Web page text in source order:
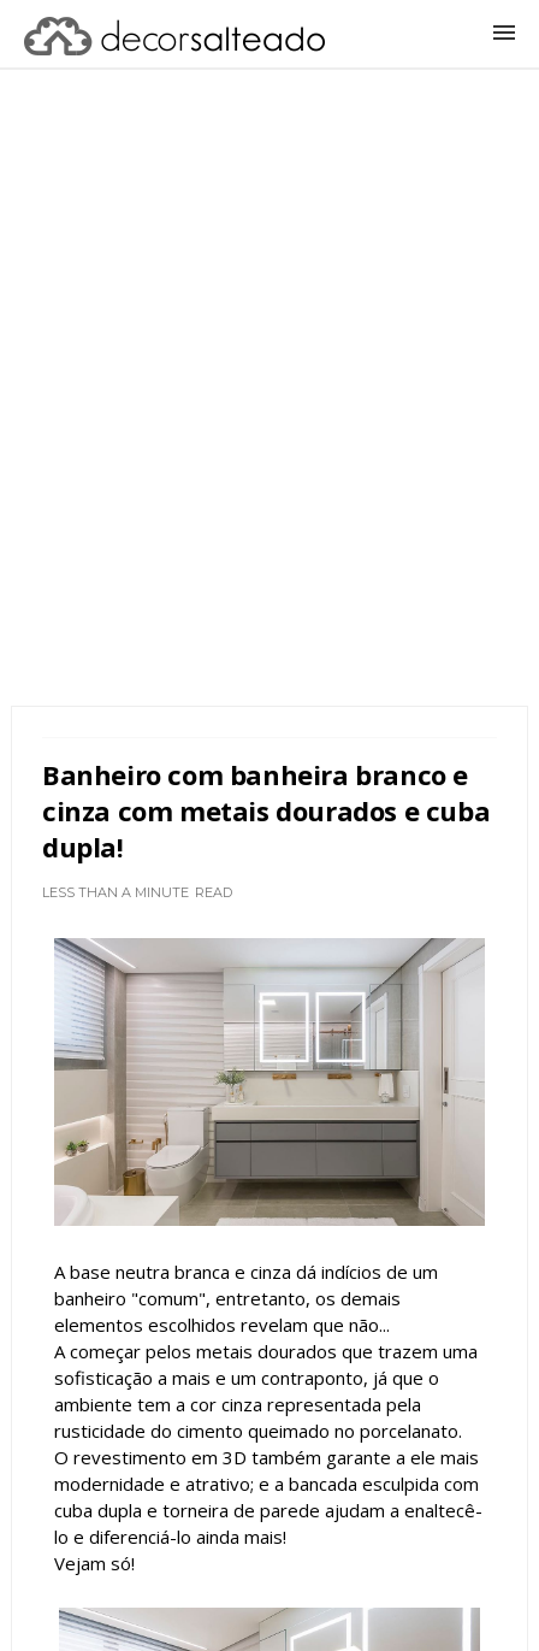
Banheiro com banheira branco e
cinza com metais dourados e cuba
dupla!
LESS THAN A MINUTE READ
A base neutra branca e cinza dá indícios de um
banheiro "comum", entretanto, os demais
elementos escolhidos revelam que não...
A começar pelos metais dourados que trazem uma
sofisticação a mais e um contraponto, já que o
ambiente tem a cor cinza representada pela
rusticidade do cimento queimado no porcelanato.
O revestimento em 3D também garante a ele mais
modernidade e atrativo; e a bancada esculpida com
cuba dupla e torneira de parede ajudam a enaltecê-
lo e diferenciá-lo ainda mais!
Vejam só!